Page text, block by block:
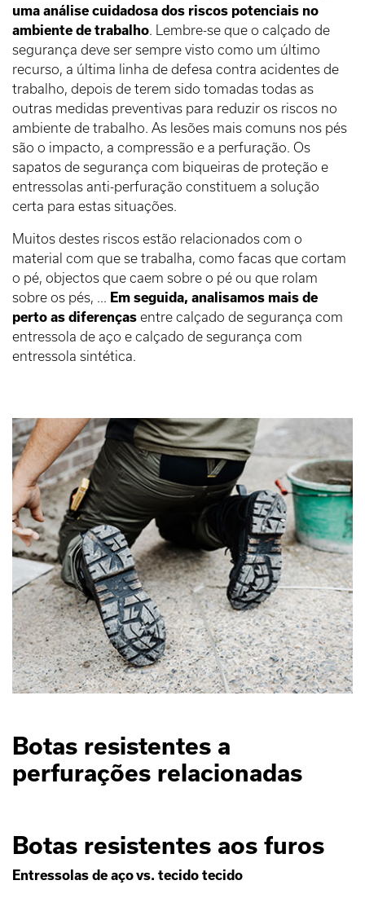
uma análise cuidadosa dos riscos potenciais no
ambiente de trabalho . Lembre-se que o calçado de
segurança deve ser sempre visto como um último
recurso, a última linha de defesa contra acidentes de
trabalho, depois de terem sido tomadas todas as
outras medidas preventivas para reduzir os riscos no
ambiente de trabalho. As lesões mais comuns nos pés
são o impacto, a compressão e a perfuração. Os
sapatos de segurança com biqueiras de proteção e
entressolas anti-perfuração constituem a solução
certa para estas situações.
Muitos destes riscos estão relacionados com o
material com que se trabalha, como facas que cortam
o pé, objectos que caem sobre o pé ou que rolam
sobre os pés, ... Em seguida, analisamos mais de
perto as diferenças entre calçado de segurança com
entressola de aço e calçado de segurança com
entressola sintética.
Botas resistentes a
perfurações relacionadas
Botas resistentes aos furos
Entressolas de aço vs. tecido tecido